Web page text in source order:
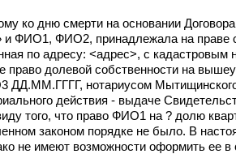
ко дню смерти на основании
ФИО1, ФИО2, принадлежала на праве
по адресу: <адрес>, с
право долевой собственности на
нотариусом Мытищинского
действия - выдаче
того, что право ФИО1 на ? долю
законом порядке не было. В
не имеют возможности оформить ее в